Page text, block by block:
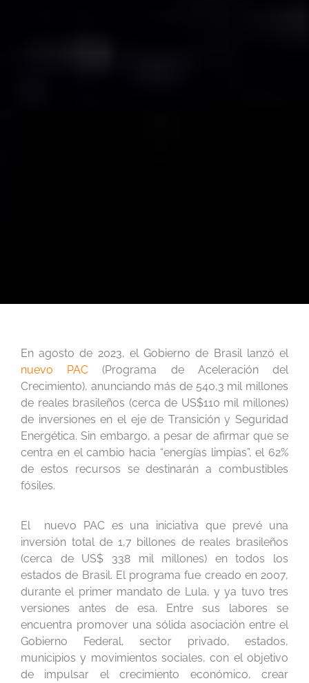
En agosto de 2023, el Gobierno de Brasil lanzó el
nuevo PAC (Programa de Aceleración del
Crecimiento), anunciando más de 540,3 mil millones
de reales brasileños (cerca de US$110 mil millones)
de inversiones en el eje de Transición y Seguridad
Energética. Sin embargo, a pesar de afirmar que se
centra en el cambio hacia “energías limpias”, el 62%
de estos recursos se destinarán a combustibles
fósiles.
El nuevo PAC es una iniciativa que prevé una
inversión total de 1,7 billones de reales brasileños
(cerca de US$ 338 mil millones) en todos los
estados de Brasil. El programa fue creado en 2007,
durante el primer mandato de Lula, y ya tuvo tres
versiones antes de esa. Entre sus labores se
encuentra promover una sólida asociación entre el
Gobierno Federal, sector privado, estados,
municipios y movimientos sociales, con el objetivo
de impulsar el crecimiento económico, crear